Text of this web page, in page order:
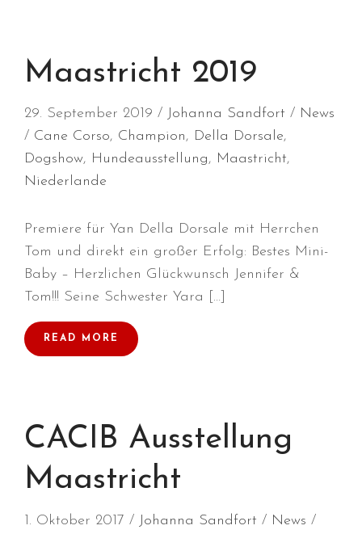
Mai 2025
März 2025
Januar 2025
Dezember 2024
Juli 2024
Dezember 2023
Maastricht 2019
29. September 2019 Johanna Sandfort
News
Cane Corso, Champion, Della Dorsale,
Dogshow, Hundeausstellung, Maastricht,
Niederlande
Premiere für Yan Della Dorsale mit Herrchen
Tom und direkt ein großer Erfolg: Bestes Mini-
Baby – Herzlichen Glückwunsch Jennifer &
Tom!!! Seine Schwester Yara […]
READ MORE
CACIB Ausstellung
Maastricht
1. Oktober 2017 Johanna Sandfort
News